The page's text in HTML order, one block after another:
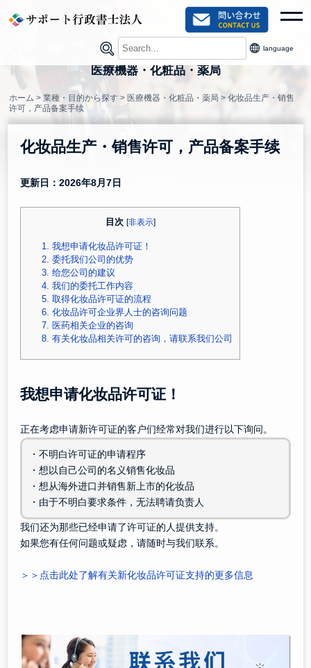
content
language
医療機器・化粧品・薬局
ホーム >業種・目的から探す > 医療機器・化粧品・薬局 >化妆品生产・销售
许可，产品备案手续
化妆品生产・销售许可，产品备案手续
更新日：2026年8月7日
目次 [非表示]
1.
我想申请化妆品许可证！
2. 委托我们公司的优势
3. 给您公司的建议
4. 我们的委托工作内容
5. 取得化妆品许可证的流程
6. 化妆品许可企业界人士的咨询问题
7. 医药相关企业的咨询
8. 有关化妆品相关许可的咨询，请联系我们公司
我想申请化妆品许可证！
正在考虑申请新许可证的客户们经常对我们进行以下询问。
・不明白许可证的申请程序
・想以自己公司的名义销售化妆品
・想从海外进口并销售新上市的化妆品
・由于不明白要求条件，无法聘请负责人
我们还为那些已经申请了许可证的人提供支持。
如果您有任何问题或疑虑，请随时与我们联系。
＞＞点击此处了解有关新化妆品许可证支持的更多信息